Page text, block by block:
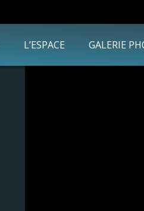
L’ESPACE GALERIE